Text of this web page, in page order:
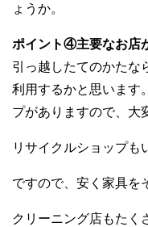
ょうか。
ポイント④主要なお店
引っ越したてのかたな
利用するかと思います
プがありますので、大
リサイクルショップも
ですので、安く家具を
クリーニング店もたく